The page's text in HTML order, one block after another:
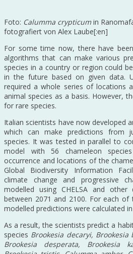
Foto: Calumma crypticumin
fotografiert von Alex Laube[:en]
For some time now, there have
algorithms that can make various
species in a country or region could
in the future based on given data.
required a whole series of locations
animal species as a basis. However,
for rare species.
Italian scientists have now developed
which can make predictions from
species. It was tested in parallel to
model with 56 chameleon
occurrence and locations of the
Global Biodiversity Information
climate change and progressive
modelled using CHELSA and
between 2071 and 2100. For each of
modelled predictions were calculated
As a result, the scientists predict a
species Brookesia decaryi,
Brookesia desperata, Brookesia